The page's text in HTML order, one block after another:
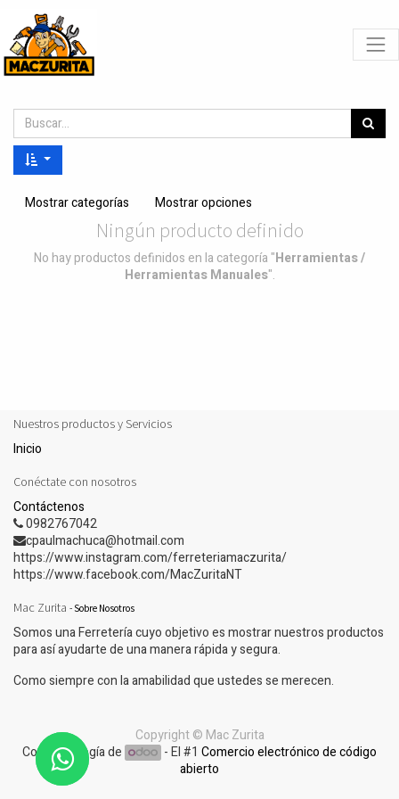
Mostrar categorías Mostrar opciones
Ningún producto definido
No hay productos definidos en la categoría "Herramientas /
Herramientas Manuales".
Nuestros productos y Servicios
Inicio
Conéctate con nosotros
Contáctenos
0982767042
cpaulmachuca@hotmail.com
https://www.instagram.com/ferreteriamaczurita/
https://www.facebook.com/MacZuritaNT
Mac Zurita - Sobre Nosotros
Somos una Ferretería cuyo objetivo es mostrar nuestros productos
para así ayudarte de una manera rápida y segura.
Como siempre con la amabilidad que ustedes se merecen.
Copyright © Mac Zurita
Con tecnología de
- El #1 Comercio electrónico de código
abierto